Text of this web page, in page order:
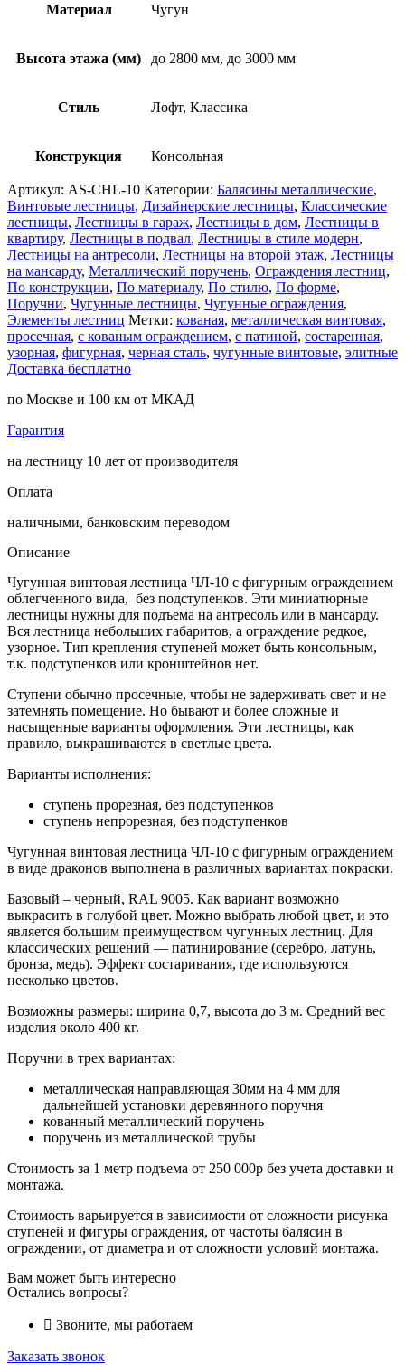
Материал Чугун
Высота этажа (мм) до 2800 мм, до 3000 мм
Стиль Лофт, Классика
Конструкция Консольная
Артикул: AS-CHL-10 Категории: Балясины металлические,
Винтовые лестницы, Дизайнерские лестницы, Классические
лестницы, Лестницы в гараж, Лестницы в дом, Лестницы в
квартиру, Лестницы в подвал, Лестницы в стиле модерн,
Лестницы на антресоли, Лестницы на второй этаж, Лестницы
на мансарду, Металлический поручень, Ограждения лестниц,
По конструкции, По материалу, По стилю, По форме,
Поручни, Чугунные лестницы, Чугунные ограждения,
Элементы лестниц Метки: кованая, металлическая винтовая,
просечная, с кованым ограждением, с патиной, состаренная,
узорная, фигурная, черная сталь, чугунные винтовые, элитные
Доставка бесплатно
по Москве и 100 км от МКАД
Гарантия
на лестницу 10 лет от производителя
Оплата
наличными, банковским переводом
Описание
Чугунная винтовая лестница ЧЛ-10 с фигурным ограждением
облегченного вида, без подступенков. Эти миниатюрные
лестницы нужны для подъема на антресоль или в мансарду.
Вся лестница небольших габаритов, а ограждение редкое,
узорное. Тип крепления ступеней может быть консольным,
т.к. подступенков или кронштейнов нет.
Ступени обычно просечные, чтобы не задерживать свет и не
затемнять помещение. Но бывают и более сложные и
насыщенные варианты оформления. Эти лестницы, как
правило, выкрашиваются в светлые цвета.
Варианты исполнения:
ступень прорезная, без подступенков
ступень непрорезная, без подступенков
Чугунная винтовая лестница ЧЛ-10 с фигурным ограждением
в виде драконов выполнена в различных вариантах покраски.
Базовый – черный, RAL 9005. Как вариант возможно
выкрасить в голубой цвет. Можно выбрать любой цвет, и это
является большим преимуществом чугунных лестниц. Для
классических решений — патинирование (серебро, латунь,
бронза, медь). Эффект состаривания, где используются
несколько цветов.
Возможны размеры: ширина 0,7, высота до 3 м. Средний вес
изделия около 400 кг.
Поручни в трех вариантах:
металлическая направляющая 30мм на 4 мм для
дальнейшей установки деревянного поручня
кованный металлический поручень
поручень из металлической трубы
Стоимость за 1 метр подъема от 250 000р без учета доставки и
монтажа.
Стоимость варьируется в зависимости от сложности рисунка
ступеней и фигуры ограждения, от частоты балясин в
ограждении, от диаметра и от сложности условий монтажа.
Вам может быть интересно
Остались вопросы?
Звоните, мы работаем
Заказать звонок